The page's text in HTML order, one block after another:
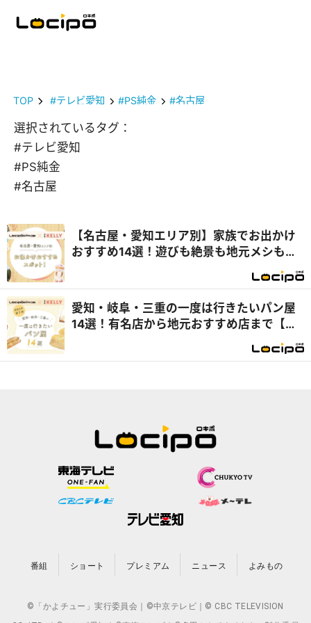
TOP #テレビ愛知 #PS純金 #名古屋
選択されているタグ：
#テレビ愛知
#PS純金
#名古屋
【名古屋・愛知エリア別】家族でお出かけ
おすすめ14選！遊びも絶景も地元メシも満
愛知・岐阜・三重の一度は行きたいパン屋
14選！有名店から地元おすすめ店まで【テ
番組 ショート プレミアム ニュース よみもの
©「かよチュー」実行委員会｜©中京テレビ｜© CBC TELEVISION